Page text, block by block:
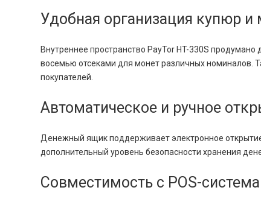
Удобная организация купюр и
Внутреннее пространство PayTor HT-330S
восемью отсеками для монет различных номиналов.
покупателей.
Автоматическое и ручное
Денежный ящик поддерживает электронное
дополнительный уровень безопасности хранения
Совместимость с POS-